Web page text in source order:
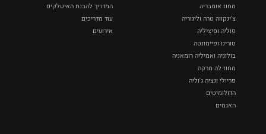
מחוז אומבריה
צ'ינקווה טרה וליגוריה
פוליה וסיציליה ‏
טורינו ופיימונטה
בולוניה ואמיליה רומאניה
מחוז לה מרקה
פריולי ונציה ג'וליה
הדולומיטים
האגמים
המדריך להבנת האיטלקים
עוד מדריכים
אירועים